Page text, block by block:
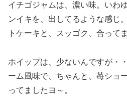
イチゴジャムは、濃い味。いわ
ンイキを、出してるような感じ
トケーキと、スッゴク、合って
ホイップは、少ないんですが・
ーム風味で、ちゃんと、苺ショ
ってましたヨ～。